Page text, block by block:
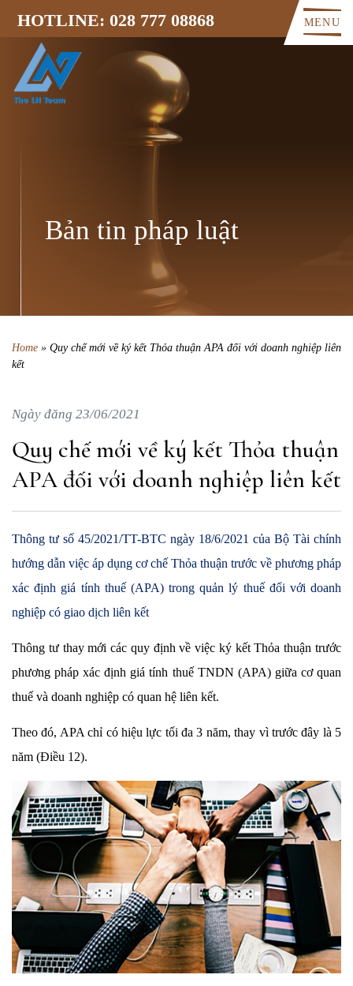
HOTLINE: 028 777 08868 MENU
Bản tin pháp luật
Home » Quy chế mới về ký kết Thỏa thuận APA đối với doanh nghiệp liên
kết
Ngày đăng 23/06/2021
Quy chế mới về ký kết Thỏa thuận
APA đối với doanh nghiệp liên kết
Thông tư số 45/2021/TT-BTC ngày 18/6/2021 của Bộ Tài chính
hướng dẫn việc áp dụng cơ chế Thỏa thuận trước về phương pháp
xác định giá tính thuế (APA) trong quản lý thuế đối với doanh
nghiệp có giao dịch liên kết
Thông tư thay mới các quy định về việc ký kết Thỏa thuận trước
phương pháp xác định giá tính thuế TNDN (APA) giữa cơ quan
thuế và doanh nghiệp có quan hệ liên kết.
Theo đó, APA chỉ có hiệu lực tối đa 3 năm, thay vì trước đây là 5
năm (Điều 12).